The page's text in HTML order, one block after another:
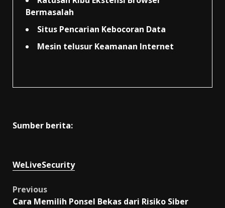
Bermasalah
Situs Pencarian Kebocoran Data
Mesin telusur Keamanan Internet
Sumber berita:
WeLiveSecurity
Post
Previous
Cara Memilih Ponsel Bekas dari Risiko Siber